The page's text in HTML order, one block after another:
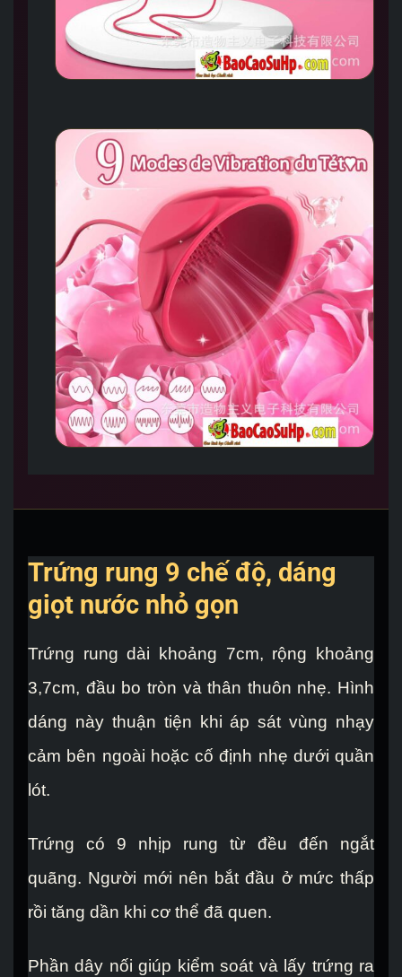
Trứng rung 9 chế độ, dáng
giọt nước nhỏ gọn
Trứng rung dài khoảng 7cm, rộng khoảng
3,7cm, đầu bo tròn và thân thuôn nhẹ. Hình
dáng này thuận tiện khi áp sát vùng nhạy
cảm bên ngoài hoặc cố định nhẹ dưới quần
lót.
Trứng có 9 nhịp rung từ đều đến ngắt
quãng. Người mới nên bắt đầu ở mức thấp
rồi tăng dần khi cơ thể đã quen.
Phần dây nối giúp kiểm soát và lấy trứng ra